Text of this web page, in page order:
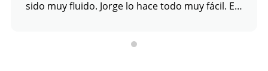
sido muy fluido. Jorge lo hace todo muy fácil. Es